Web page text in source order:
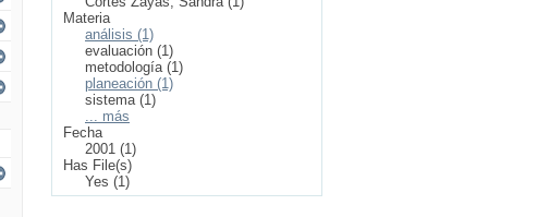
Materia
análisis (1)
evaluación (1)
metodología (1)
planeación (1)
sistema (1)
... más
Fecha
2001 (1)
Has File(s)
Yes (1)